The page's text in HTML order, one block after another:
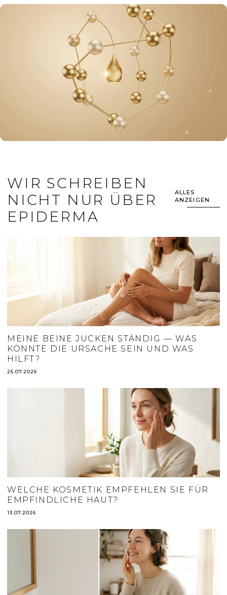
WIR SCHREIBEN
NICHT NUR ÜBER
EPIDERMA
ALLES
ANZEIGEN
MEINE BEINE JUCKEN STÄNDIG — WAS
KÖNNTE DIE URSACHE SEIN UND WAS
HILFT?
25.07.2026
WELCHE KOSMETIK EMPFEHLEN SIE FÜR
EMPFINDLICHE HAUT?
13.07.2026